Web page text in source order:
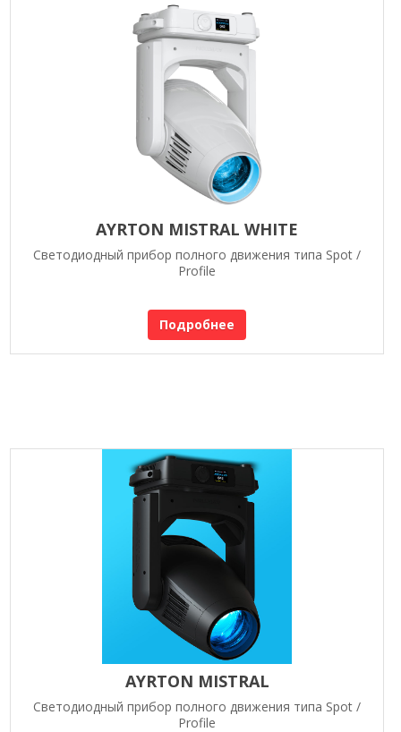
AYRTON MISTRAL WHITE
Светодиодный прибор полного движения типа Spot /
Profile
Подробнее
AYRTON MISTRAL
Светодиодный прибор полного движения типа Spot /
Profile